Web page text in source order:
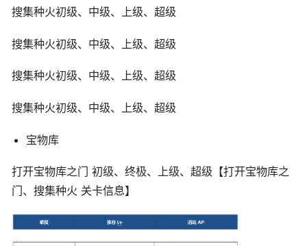
搜集种火初级、中级、上级、超级
搜集种火初级、中级、上级、超级
搜集种火初级、中级、上级、超级
搜集种火初级、中级、上级、超级
宝物库
打开宝物库之门 初级、终极、上级、超级【打开宝物库之
门、搜集种火 关卡信息】